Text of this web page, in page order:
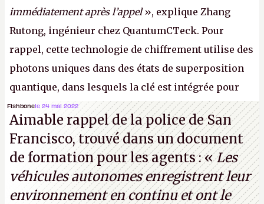
immédiatement après l’appel», explique Zhang
Rutong, ingénieur chez QuantumCTeck. Pour
rappel, cette technologie de chiffrement utilise des
photons uniques dans des états de superposition
quantique, dans lesquels la clé est intégrée pour
garantir une sécurité inconditionnelle entre des
parties distantes. Vous ne comprenez rien ? C’est
normal, ça fait toujours ça avec le quantique.
(Crédit photo : China Telecom)
Fishbonele 24 mai 2022
Aimable rappel de la police de San
Francisco, trouvé dans un document
de formation pour les agents : «Les
véhicules autonomes enregistrent leur
environnement en continu et ont le